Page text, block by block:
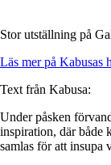
Stor utställning på
Läs mer på Kabusas
Text från Kabusa:
Under påsken
inspiration, där både
samlas för att insupa